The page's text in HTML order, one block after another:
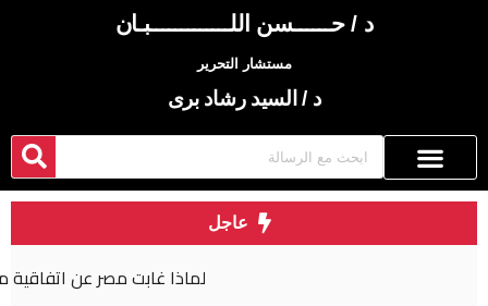
د / حــــــسن اللـــــــــــــبـان
مستشار التحرير
د / السيد رشاد برى
عاجل
لماذا غابت مصر عن اتفاقية مكة للدفاع المشترك؟